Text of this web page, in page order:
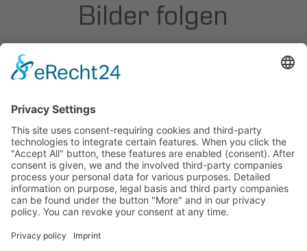
Bilder folgen
GmbH / Qvest Media
©BISCHOFF+SCHECK GmbH
IMPRINT
PRIVACY POLICY TERMS AND CONDITIONS